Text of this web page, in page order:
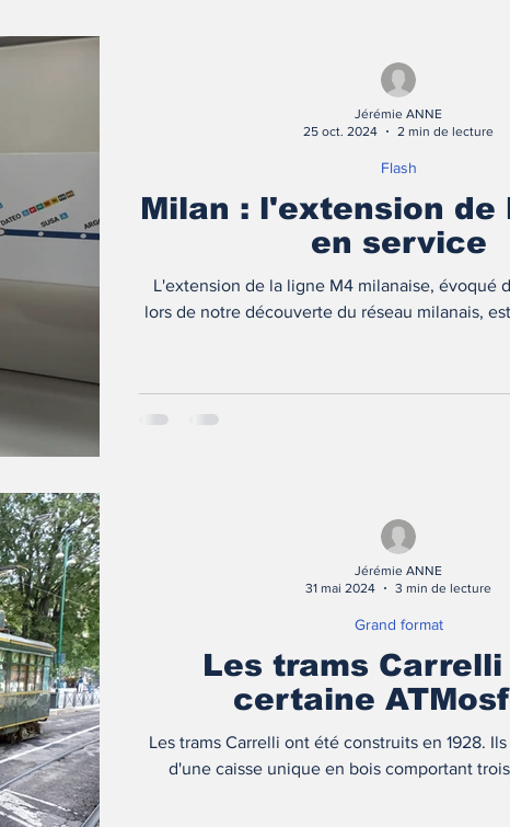
Milan : l'extension de
en service
L'extension de la ligne M4 milanaise, évoqué
lors de notre découverte du réseau milanais,
Flash
Jérémie ANNE
25 oct. 2024
2 min de lecture
Les trams Carrelli
certaine
Les trams Carrelli ont été construits en 1928.
d'une caisse unique en bois comportant
Grand format
Jérémie ANNE
31 mai 2024
3 min de lecture